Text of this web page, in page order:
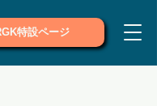
特設ページ